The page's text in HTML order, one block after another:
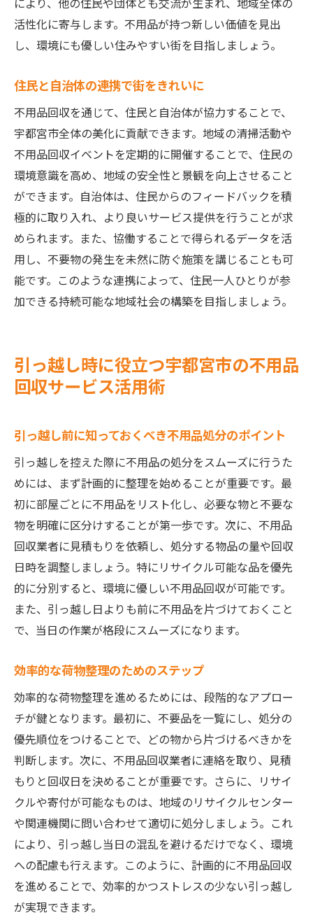
活性化に寄与します。不用品が持つ新しい価値を見出
し、環境にも優しい住みやすい街を目指しましょう。
住民と自治体の連携で街をきれいに
不用品回収を通じて、住民と自治体が協力することで、
宇都宮市全体の美化に貢献できます。地域の清掃活動や
不用品回収イベントを定期的に開催することで、住民の
環境意識を高め、地域の安全性と景観を向上させること
ができます。自治体は、住民からのフィードバックを積
極的に取り入れ、より良いサービス提供を行うことが求
められます。また、協働することで得られるデータを活
用し、不要物の発生を未然に防ぐ施策を講じることも可
能です。このような連携によって、住民一人ひとりが参
加できる持続可能な地域社会の構築を目指しましょう。
引っ越し時に役立つ宇都宮市の不用品
回収サービス活用術
引っ越し前に知っておくべき不用品処分のポイント
引っ越しを控えた際に不用品の処分をスムーズに行うた
めには、まず計画的に整理を始めることが重要です。最
初に部屋ごとに不用品をリスト化し、必要な物と不要な
物を明確に区分けすることが第一歩です。次に、不用品
回収業者に見積もりを依頼し、処分する物品の量や回収
日時を調整しましょう。特にリサイクル可能な品を優先
的に分別すると、環境に優しい不用品回収が可能です。
また、引っ越し日よりも前に不用品を片づけておくこと
で、当日の作業が格段にスムーズになります。
効率的な荷物整理のためのステップ
効率的な荷物整理を進めるためには、段階的なアプロー
チが鍵となります。最初に、不要品を一覧にし、処分の
優先順位をつけることで、どの物から片づけるべきかを
判断します。次に、不用品回収業者に連絡を取り、見積
もりと回収日を決めることが重要です。さらに、リサイ
クルや寄付が可能なものは、地域のリサイクルセンター
や関連機関に問い合わせて適切に処分しましょう。これ
により、引っ越し当日の混乱を避けるだけでなく、環境
への配慮も行えます。このように、計画的に不用品回収
を進めることで、効率的かつストレスの少ない引っ越し
が実現できます。